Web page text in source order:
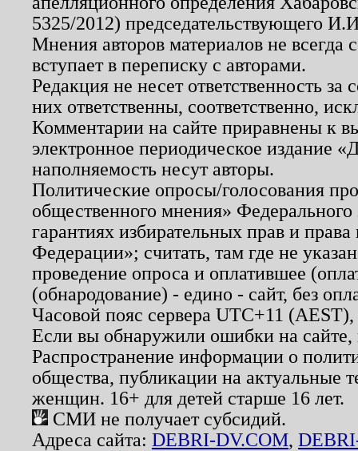
5325/2012) председательствующего
Мнения авторов материалов не
вступает в переписку с авторами.
Редакция не несет ответственность
них ответственны, соответственно,
Комментарии на сайте приравнены к
электронное периодическое издание
наполняемость несут авторы.
Политические опросы/голосования
общественного мнения»
гарантиях избирательных прав и
Федерации»; считать, там где не
проведение опроса и оплатившее
(обнародование) - едино - сайт, без
Часовой пояс сервера UTC+11
Если вы обнаружили ошибки на
Распространение информации о
общества, публикации на актуальные
женщин. 16+ для детей старше 16 лет.
СМИ не получает субсидий.
Адреса сайта: DEBRI-DV.COM,